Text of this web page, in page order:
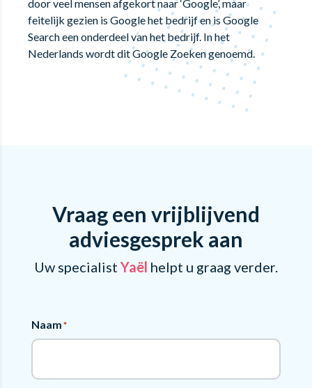
door veel mensen afgekort naar ‘Google’, maar
feitelijk gezien is Google het bedrijf en is Google
Search een onderdeel van het bedrijf. In het
Nederlands wordt dit Google Zoeken genoemd.
Vraag een vrijblijvend
adviesgesprek aan
Uw specialist Yaël helpt u graag verder.
Naam*